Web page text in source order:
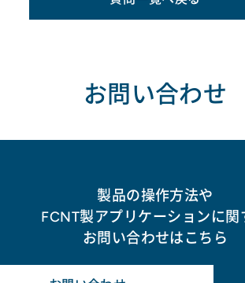
お問い合わせ
製品の操作方法や
FCNT製アプリケーションに関
お問い合わせはこちら